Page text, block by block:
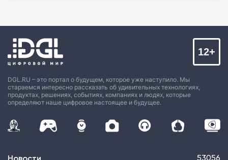
DGL.RU – это портал о будущем, которое уже наступило. Мы
стараемся интересно рассказать об удивительных технологиях,
продуктах, решениях, событиях, компаниях и людях, которые
определяют наше цифровое настоящее и будущее.
12+
Новости 53056